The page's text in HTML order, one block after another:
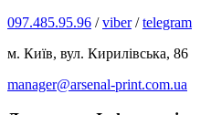
097.485.95.96 /viber/telegram
м. Київ, вул. Кирилівська, 86
manager@arsenal-print.com.ua